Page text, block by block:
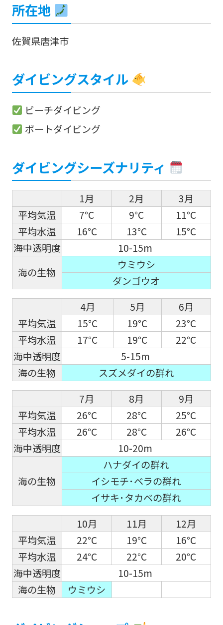
所在地
佐賀県唐津市
ダイビングスタイル
ビーチダイビング
ボートダイビング
ダイビングシーズナリティ
1月 2月
3月
平均気温
7℃ 9℃
11℃
平均水温
16℃ 13℃
15℃
海中透明度
10-15m
海の生物
ウミウシ
ダンゴウオ
4月
5月
6月
平均気温
15℃ 19℃
23℃
平均水温
17℃ 19℃
22℃
海中透明度
5-15m
海の生物
スズメダイの群れ
7月
8月
9月
平均気温
26℃ 28℃
25℃
平均水温
26℃ 28℃
26℃
海中透明度
10-20m
海の生物
ハナダイの群れ
イシモチ･ベラの群れ
イサキ･タカベの群れ
10月
11月
12月
平均気温
22℃ 19℃
16℃
平均水温
24℃ 22℃
20℃
海中透明度
10-15m
海の生物
ウミウシ